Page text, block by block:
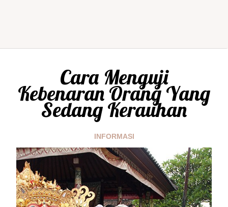
Cara Menguji
Kebenaran Orang Yang
Sedang Kerauhan
INFORMASI